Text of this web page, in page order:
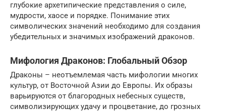
глубокие архетипические представления о силе,
мудрости, хаосе и порядке. Понимание этих
символических значений необходимо для создания
убедительных и значимых изображений драконов.
Мифология Драконов: Глобальный Обзор
Драконы – неотъемлемая часть мифологии многих
культур, от Восточной Азии до Европы. Их образы
варьируются от благородных небесных существ,
символизирующих удачу и процветание, до грозных